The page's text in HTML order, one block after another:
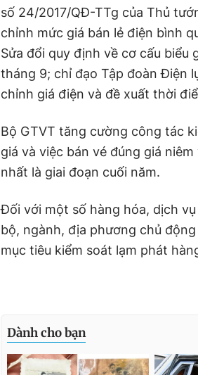
số 24/2017/QĐ-TTg của Thủ
chỉnh mức giá bán lẻ điện bình
Sửa đổi quy định về cơ cấu biểu
tháng 9; chỉ đạo Tập đoàn Điện
chỉnh giá điện và đề xuất thời
Bộ GTVT tăng cường công tác
giá và việc bán vé đúng giá
nhất là giai đoạn cuối năm.
Đối với một số hàng hóa, dịch
bộ, ngành, địa phương chủ
mục tiêu kiểm soát lạm phát